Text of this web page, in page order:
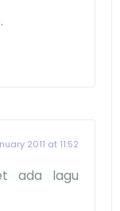
2011 at 11:52
ada lagu